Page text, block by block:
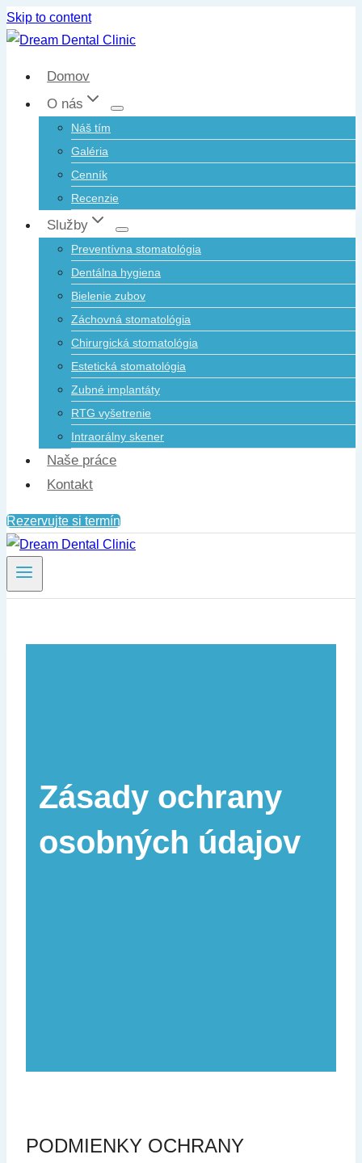
Skip to content
Domov
O nás
Náš tím
Galéria
Cenník
Recenzie
Služby
Preventívna stomatológia
Dentálna hygiena
Bielenie zubov
Záchovná stomatológia
Chirurgická stomatológia
Estetická stomatológia
Zubné implantáty
RTG vyšetrenie
Intraorálny skener
Naše práce
Kontakt
Rezervujte si termín
Zásady ochrany
osobných údajov
PODMIENKY OCHRANY